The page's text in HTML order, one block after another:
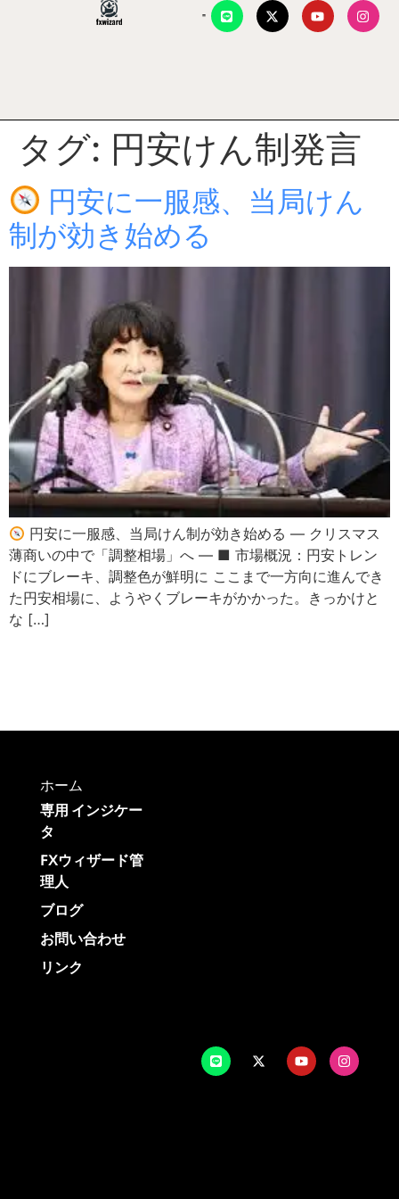
タグ: 円安けん制発言
円安に一服感、当局けん
制が効き始める
円安に一服感、当局けん制が効き始める ― クリスマス
薄商いの中で「調整相場」へ ― ■ 市場概況：円安トレン
ドにブレーキ、調整色が鮮明に ここまで一方向に進んでき
た円安相場に、ようやくブレーキがかかった。きっかけと
な […]
ホーム
専用 インジケー
タ
FXウィザード管
理人
ブログ
お問い合わせ
リンク